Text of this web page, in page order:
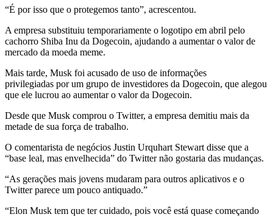
“É por isso que o protegemos tanto”, acrescentou.
A empresa substituiu temporariamente o logotipo em abril pelo
cachorro Shiba Inu da Dogecoin, ajudando a aumentar o valor de
mercado da moeda meme.
Mais tarde, Musk foi acusado de uso de informações
privilegiadas por um grupo de investidores da Dogecoin, que alegou
que ele lucrou ao aumentar o valor da Dogecoin.
Desde que Musk comprou o Twitter, a empresa demitiu mais da
metade de sua força de trabalho.
O comentarista de negócios Justin Urquhart Stewart disse que a
“base leal, mas envelhecida” do Twitter não gostaria das mudanças.
“As gerações mais jovens mudaram para outros aplicativos e o
Twitter parece um pouco antiquado.”
“Elon Musk tem que ter cuidado, pois você está quase começando